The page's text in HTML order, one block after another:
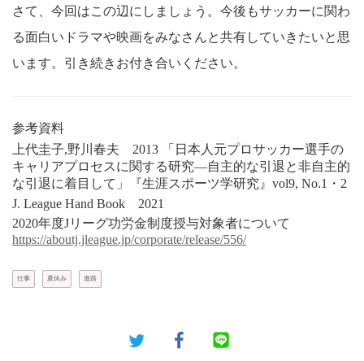
さて、今回はこの辺にしましょう。今後もサッカーに関わ
る面白いドラマや映画をみなさんと共有していきたいと思
います。引き続きお付き合いください。
参考資料
上代圭子,野川春夫 2013 「日本人元プロサッカー選手の
キャリアプロセスに関する研究―自主的な引退と非自主的
な引退に着目して」『生涯スポーツ学研究』vol9, No.1・2
J. League Hand Book 2021
2020年度Jリーグ功労金制度授与対象者について
https://aboutj.jleague.jp/corporate/release/556/
仕事 夏休み 進路